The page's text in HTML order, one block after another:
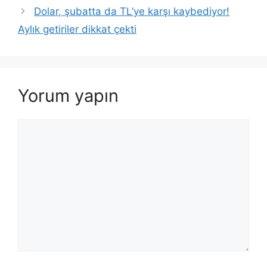
Dolar, şubatta da TL’ye karşı kaybediyor!
Aylık getiriler dikkat çekti
Yorum yapın